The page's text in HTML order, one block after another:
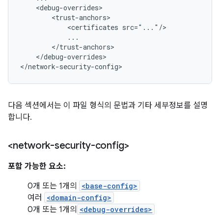
<certificates
</debug-overrides>
</network-security-config>
다음 섹션에서는 이 파일 형식의 문법과 기타 세부정보를 설명
합니다.
<network-security-config>
포함 가능한 요소:
0개 또는 1개의
<base-config>
여러 <domain-config>
0개 또는 1개의 <debug-overrides>